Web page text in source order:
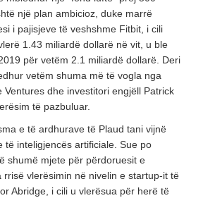
një plan ambicioz, duke marrë
i pajisjeve të veshshme Fitbit, i cili
1.43 miliardë dollarë në vit, u ble
për vetëm 2.1 miliardë dollarë. Deri
vetëm shuma më të vogla nga
Ventures dhe investitori engjëll Patrick
të pazbuluar.
e të ardhurave të Plaud tani vijnë
të inteligjencës artificiale. Sue po
shumë mjete për përdoruesit e
rrisë vlerësimin në nivelin e startup-it të
Abridge, i cili u vlerësua për herë të